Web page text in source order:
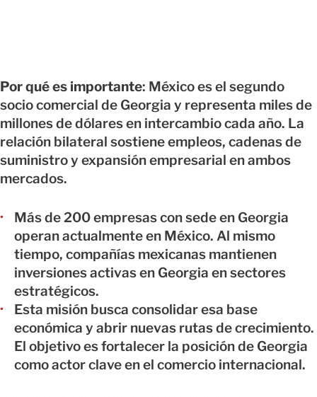
Por qué es importante: México es el segundo
socio comercial de Georgia y representa miles de
millones de dólares en intercambio cada año. La
relación bilateral sostiene empleos, cadenas de
suministro y expansión empresarial en ambos
mercados.
Más de 200 empresas con sede en Georgia
operan actualmente en México. Al mismo
tiempo, compañías mexicanas mantienen
inversiones activas en Georgia en sectores
estratégicos.
Esta misión busca consolidar esa base
económica y abrir nuevas rutas de crecimiento.
El objetivo es fortalecer la posición de Georgia
como actor clave en el comercio internacional.